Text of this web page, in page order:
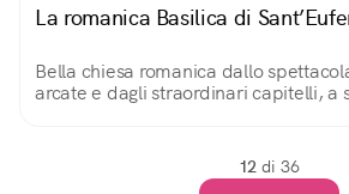
La romanica Basilica di
Bella chiesa romanica dallo
arcate e dagli straordinari capitelli, a
12 di 36